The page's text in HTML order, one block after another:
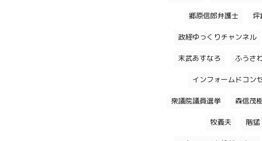
郷原信郎弁護士 坪
政経ゆっくりチャンネル
末武あすなろ ふうさ
インフォームドコン
衆議院議員選挙 森信茂
牧義夫 階猛